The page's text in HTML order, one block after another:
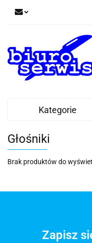
Kategorie
Głośniki
Brak produktów do
Zapisz